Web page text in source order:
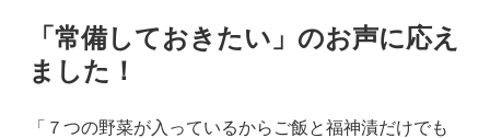
「常備しておきたい」のお声に応え
ました！
「７つの野菜が入っているからご飯と福神漬だけでも